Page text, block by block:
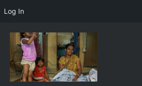
content
Log In